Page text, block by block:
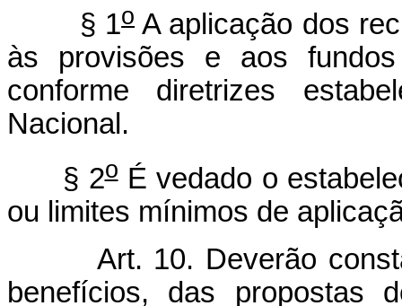
§ 1oA aplicação dos
às provisões e aos
conforme diretrizes
Nacional.
§ 2oÉ vedado o
ou limites mínimos de
Art. 10. Deverão
benefícios, das propostas